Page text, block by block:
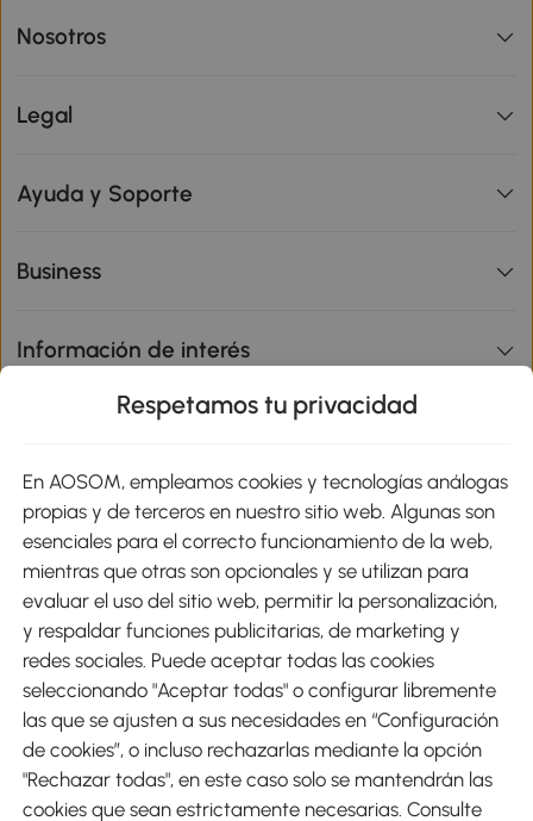
Nosotros
Legal
Ayuda y Soporte
Business
Información de interés
Métodos de Pago
Envíos
Descargar Aosom App
Respetamos tu privacidad
En AOSOM, empleamos cookies y tecnologías análogas
propias y de terceros en nuestro sitio web. Algunas son
esenciales para el correcto funcionamiento de la web,
mientras que otras son opcionales y se utilizan para
evaluar el uso del sitio web, permitir la personalización,
y respaldar funciones publicitarias, de marketing y
redes sociales. Puede aceptar todas las cookies
seleccionando "Aceptar todas" o configurar libremente
las que se ajusten a sus necesidades en “Configuración
de cookies”, o incluso rechazarlas mediante la opción
"Rechazar todas", en este caso solo se mantendrán las
cookies que sean estrictamente necesarias. Consulte